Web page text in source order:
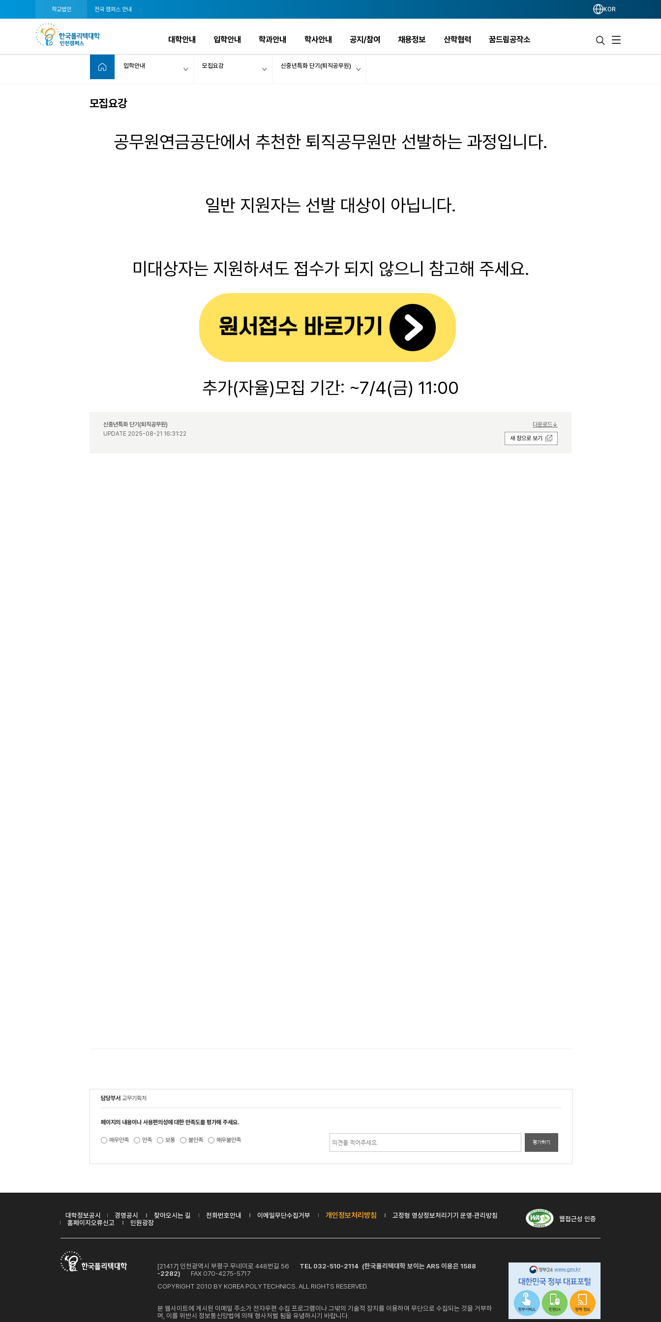
학교법인 전국 캠퍼스 안내 KOR
대학안내 입학안내 학과안내 학사안내 공지/참여 채용정보 산학협력 꿈드림공작소
입학안내 모집요강 신중년특화 단기(퇴직공무원)
모집요강
공무원연금공단에서 추천한 퇴직공무원만 선발하는 과정입니다.
일반 지원자는 선발 대상이 아닙니다.
미대상자는 지원하셔도 접수가 되지 않으니 참고해 주세요.
추가(자율)모집 기간: ~7/4(금) 11:00
신중년특화 단기(퇴직공무원)
다운로드↓
UPDATE 2025-08-21 16:31:22
새 창으로 보기
담당부서 교무기획처
페이지의 내용이나 사용편의성에 대한 만족도를 평가해 주세요.
매우만족 만족 보통 불만족 매우불만족 평가하기
대학정보공시 경영공시 찾아오시는 길 전화번호안내 이메일무단수집거부 개인정보처리방침
고정형 영상정보처리기기 운영·관리방침
홈페이지오류신고
민원광장 웹접근성 인증
[21417] 인천광역시 부평구 무네미로 448번길 56 TEL 032-510-2114 (한국폴리텍대학 보이는 ARS 이용은 1588
-2282)
FAX 070-4275-5717
COPYRIGHT 2010 BY KOREA POLYTECHNICS. ALL RIGHTS RESERVED.
본 웹사이트에 게시된 이메일 주소가 전자우편 수집 프로그램이나 그밖의 기술적 장치를 이용하여 무단으로 수집되는 것을 거부하
며, 이를 위반시 정보통신망법에 의해 형사처벌 됨을 유념하시기 바랍니다.